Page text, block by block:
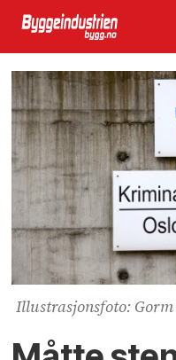
Illustrasjonsfoto: